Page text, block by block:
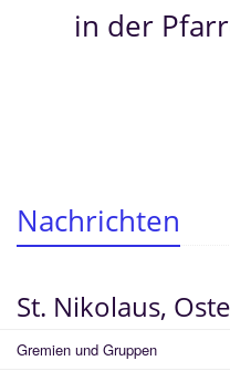
in der
Nachrichten
St. Nikolaus,
Gremien und Gruppen